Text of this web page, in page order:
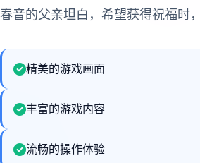
春音的父亲坦白，希望获得祝福时
精美的游戏画面
丰富的游戏内容
流畅的操作体验